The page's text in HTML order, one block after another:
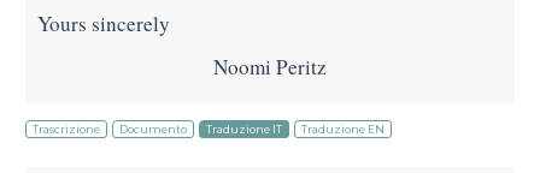
Yours sincerely
Noomi Peritz
Trascrizione Documento Traduzione IT Traduzione EN